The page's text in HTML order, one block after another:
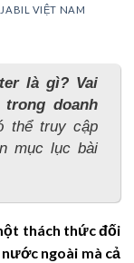
VIỆT NAM
là gì? Vai
doanh
thể truy cập
mục lục bài
thách thức đối
ngoài mà cả